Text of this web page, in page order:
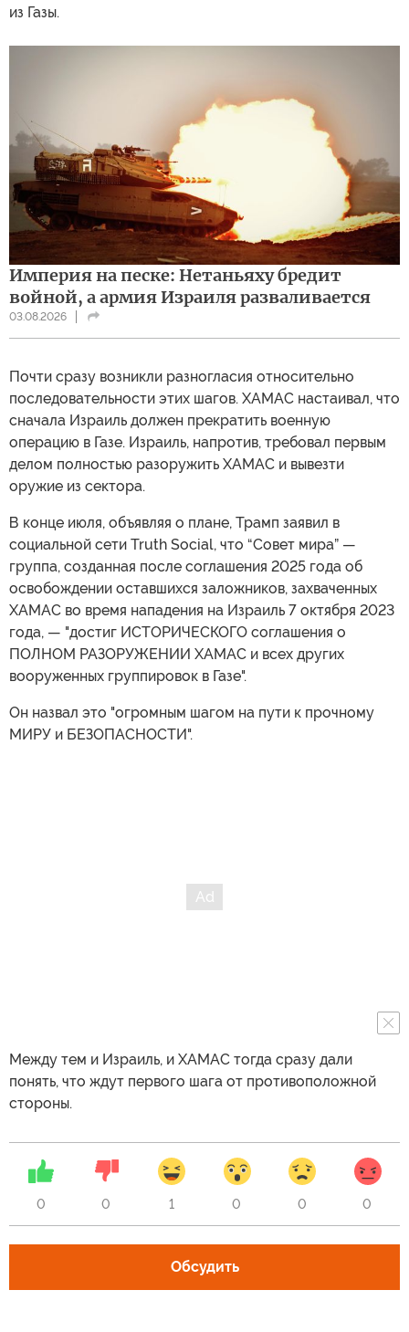
из Газы.
Империя на песке: Нетаньяху бредит
войной, а армия Израиля разваливается
03.08.2026
Почти сразу возникли разногласия относительно
последовательности этих шагов. ХАМАС настаивал, что
сначала Израиль должен прекратить военную
операцию в Газе. Израиль, напротив, требовал первым
делом полностью разоружить ХАМАС и вывезти
оружие из сектора.
В конце июля, объявляя о плане, Трамп заявил в
социальной сети Truth Social, что “Совет мира” —
группа, созданная после соглашения 2025 года об
освобождении оставшихся заложников, захваченных
ХАМАС во время нападения на Израиль 7 октября 2023
года, — "достиг ИСТОРИЧЕСКОГО соглашения о
ПОЛНОМ РАЗОРУЖЕНИИ ХАМАС и всех других
вооруженных группировок в Газе".
Он назвал это "огромным шагом на пути к прочному
МИРУ и БЕЗОПАСНОСТИ".
Между тем и Израиль, и ХАМАС тогда сразу дали
понять, что ждут первого шага от противоположной
стороны.
0 0 1 0 0 0
Обсудить